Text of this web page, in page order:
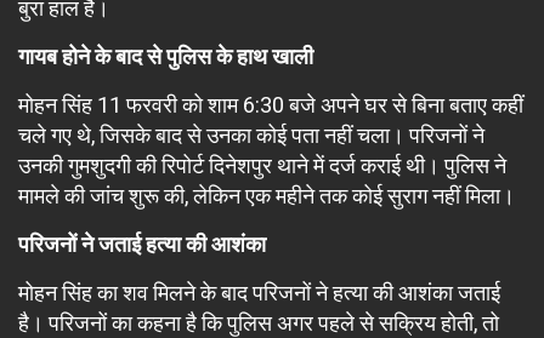
बुरा हाल है।
गायब होने के बाद से पुलिस के हाथ खाली
मोहन सिंह 11 फरवरी को शाम 6:30 बजे अपने घर से बिना बताए कहीं
चले गए थे, जिसके बाद से उनका कोई पता नहीं चला। परिजनों ने
उनकी गुमशुदगी की रिपोर्ट दिनेशपुर थाने में दर्ज कराई थी। पुलिस ने
मामले की जांच शुरू की, लेकिन एक महीने तक कोई सुराग नहीं मिला।
परिजनों ने जताई हत्या की आशंका
मोहन सिंह का शव मिलने के बाद परिजनों ने हत्या की आशंका जताई
है। परिजनों का कहना है कि पुलिस अगर पहले से सक्रिय होती, तो